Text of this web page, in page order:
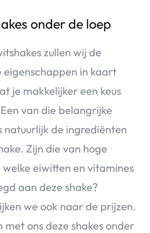
onder de loep
zullen wij de
eigenschappen in kaart
je makkelijker een keus
van die belangrijke
natuurlijk de ingrediënten
Zijn die van hoge
eiwitten en vitamines
aan deze shake?
we ook naar de prijzen.
met ons deze shakes onder